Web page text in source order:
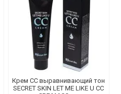
Крем CC выравнивающий тон
SECRET SKIN LET ME LIKE U CC